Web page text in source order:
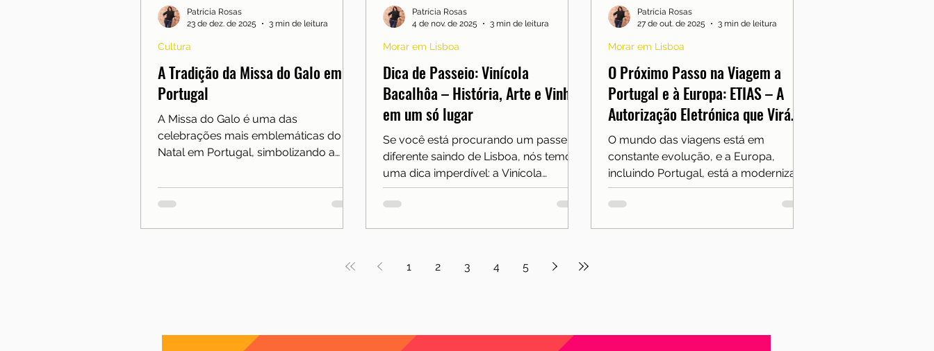
A Tradição da Missa do Galo em
Portugal
A Missa do Galo é uma das
celebrações mais emblemáticas do
Natal em Portugal, simbolizando a
Cultura
Patrícia Rosas
23 de dez. de 2025
3 min de leitura
Dica de Passeio: Vinícola
Bacalhôa – História, Arte e Vinhos
em um só lugar
Se você está procurando um passeio
diferente saindo de Lisboa, nós temos
uma dica imperdível: a Vinícola
Bacalhôa, em Azeitão. A apenas 40
minutos da capital portuguesa, esse é
Morar em Lisboa
Patrícia Rosas
4 de nov. de 2025
3 min de leitura
O Próximo Passo na Viagem a
Portugal e à Europa: ETIAS – A
Autorização Eletrónica que Virá
Após o Fim do Carimbo
O mundo das viagens está em
constante evolução, e a Europa,
incluindo Portugal, está a modernizar a
sua gestão de fronteiras para garantir
uma experiência mais segura e
Morar em Lisboa
Patrícia Rosas
27 de out. de 2025
3 min de leitura
1 2 3 4 5